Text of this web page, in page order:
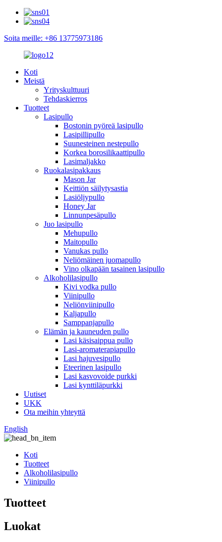
Soita meille: +86 13775973186
Koti
Meistä
Yrityskulttuuri
Tehdaskierros
Tuotteet
Lasipullo
Bostonin pyöreä lasipullo
Lasipillipullo
Suunesteinen nestepullo
Korkea borosilikaattipullo
Lasimaljakko
Ruokalasipakkaus
Mason Jar
Keittiön säilytysastia
Lasiöljypullo
Honey Jar
Linnunpesäpullo
Juo lasipullo
Mehupullo
Maitopullo
Vanukas pullo
Neliömäinen juomapullo
Vino olkapään tasainen lasipullo
Alkoholilasipullo
Kivi vodka pullo
Viinipullo
Neliönviinipullo
Kaljapullo
Samppanjapullo
Elämän ja kauneuden pullo
Lasi käsisaippua pullo
Lasi-aromaterapiapullo
Lasi hajuvesipullo
Eteerinen lasipullo
Lasi kasvovoide purkki
Lasi kynttiläpurkki
Uutiset
UKK
Ota meihin yhteyttä
English
Koti
Tuotteet
Alkoholilasipullo
Viinipullo
Tuotteet
Luokat